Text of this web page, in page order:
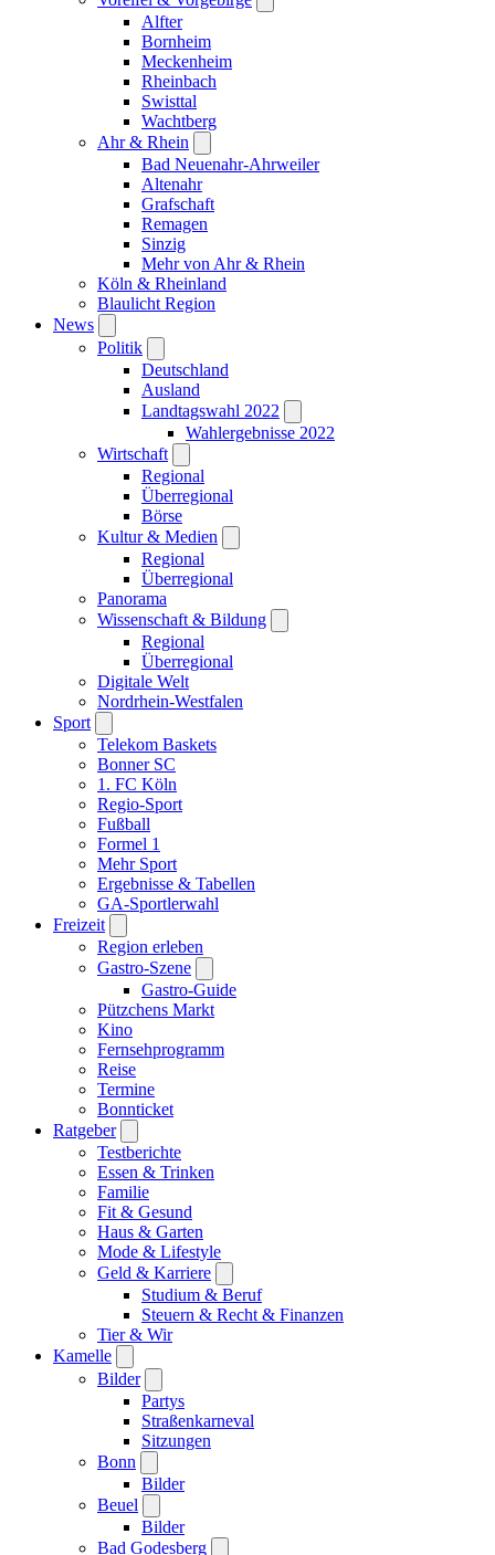
Alfter
Bornheim
Meckenheim
Rheinbach
Swisttal
Wachtberg
Ahr & Rhein
Bad Neuenahr-Ahrweiler
Altenahr
Grafschaft
Remagen
Sinzig
Mehr von Ahr & Rhein
Köln & Rheinland
Blaulicht Region
News
Politik
Deutschland
Ausland
Landtagswahl 2022
Wahlergebnisse 2022
Wirtschaft
Regional
Überregional
Börse
Kultur & Medien
Regional
Überregional
Panorama
Wissenschaft & Bildung
Regional
Überregional
Digitale Welt
Nordrhein-Westfalen
Sport
Telekom Baskets
Bonner SC
1. FC Köln
Regio-Sport
Fußball
Formel 1
Mehr Sport
Ergebnisse & Tabellen
GA-Sportlerwahl
Freizeit
Region erleben
Gastro-Szene
Gastro-Guide
Pützchens Markt
Kino
Fernsehprogramm
Reise
Termine
Bonnticket
Ratgeber
Testberichte
Essen & Trinken
Familie
Fit & Gesund
Haus & Garten
Mode & Lifestyle
Geld & Karriere
Studium & Beruf
Steuern & Recht & Finanzen
Tier & Wir
Kamelle
Bilder
Partys
Straßenkarneval
Sitzungen
Bonn
Bilder
Beuel
Bilder
Bad Godesberg